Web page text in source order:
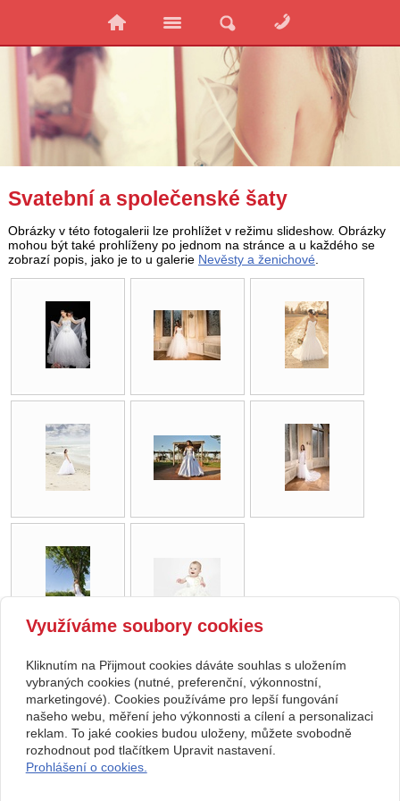
Svatební a společenské šaty
Obrázky v této fotogalerii lze prohlížet v režimu slideshow. Obrázky
mohou být také prohlíženy po jednom na stránce a u každého se
zobrazí popis, jako je to u galerie Nevěsty a ženichové.
zpět
Kontakt
Svatební studio Forever
Nekonečná 1024, 123 00
Praha
+420 123 456 789
Využíváme soubory cookies
Kliknutím na Přijmout cookies dáváte souhlas s uložením
vybraných cookies (nutné, preferenční, výkonnostní,
marketingové). Cookies používáme pro lepší fungování
našeho webu, měření jeho výkonnosti a cílení a personalizaci
reklam. To jaké cookies budou uloženy, můžete svobodně
rozhodnout pod tlačítkem Upravit nastavení.
Prohlášení o cookies.